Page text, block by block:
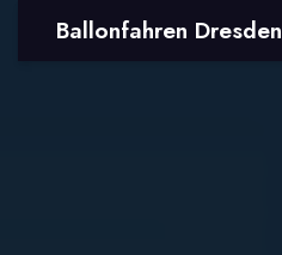
Ballonfahren Dresden